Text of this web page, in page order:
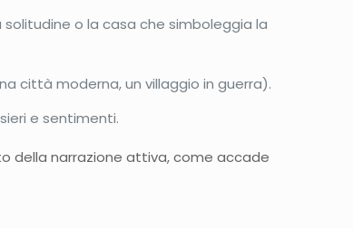
o la casa che simboleggia la
città moderna, un villaggio in guerra).
e sentimenti.
della narrazione attiva, come accade